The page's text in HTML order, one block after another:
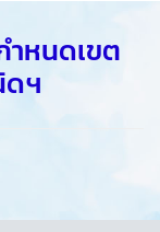
ำหนดเขต
ดฯ